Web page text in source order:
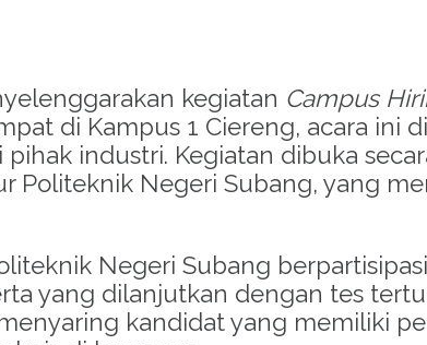
kegiatan Campus
di Kampus 1 Ciereng, acara ini
pihak industri. Kegiatan dibuka
Politeknik Negeri Subang, yang
Negeri Subang
yang dilanjutkan dengan tes
kandidat yang memiliki